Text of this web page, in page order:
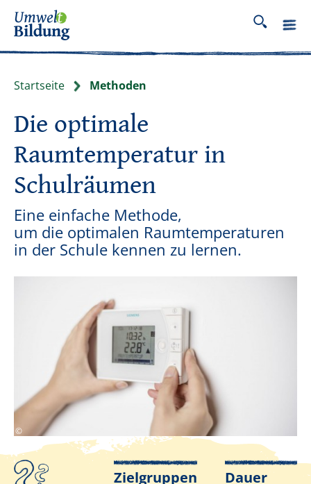
Startseite Methoden
Die optimale
Raumtemperatur in
Schulräumen
Eine einfache Methode,
um die optimalen Raumtemperaturen
in der Schule kennen zu lernen.
©www.pov.at
Infos zur MethodeZielgruppen Dauer